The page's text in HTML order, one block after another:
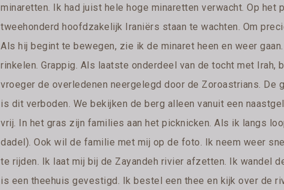
minaretten. Ik had juist hele hoge minaretten verwacht. Op
tweehonderd hoofdzakelijk Iraniërs staan te wachten. Om
Als hij begint te bewegen, zie ik de minaret heen en weer
rinkelen. Grappig. Als laatste onderdeel van de tocht met
vroeger de overledenen neergelegd door de Zoroastrians. De
is dit verboden. We bekijken de berg alleen vanuit een
vrij. In het gras zijn families aan het picknicken. Als ik langs
dadel). Ook wil de familie met mij op de foto. Ik neem weer
te rijden. Ik laat mij bij de Zayandeh rivier afzetten. Ik wandel
is een theehuis gevestigd. Ik bestel een thee en kijk over de